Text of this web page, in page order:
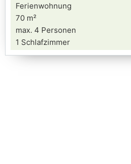
Ferienwohnung
70 m²
max. 4 Personen
1 Schlafzimmer